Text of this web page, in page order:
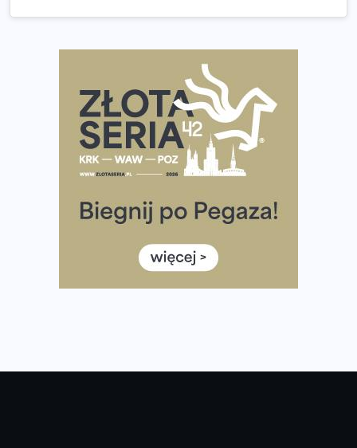
Praska 5k Run gospodarzem Mistrzostw Polski
Największy Bieg Powstania Warszawskiego w historii.
Ponad 12 tysięcy uczestników pobiegło dla Bohaterów!
Tętno vs tempo – czym kierować się w bieganiu?
Co ma dużo białka? Produkty, które warto włączyć do
Rozbiegany Olsztyn szykuje się na weekend z
Już w tę sobotę 35. Bieg Powstania Warszawskiego.
Wystartuje rekordowa liczba uczestników
35. Bieg Powstania Warszawskiego – praktyczny
poradnik przed startem